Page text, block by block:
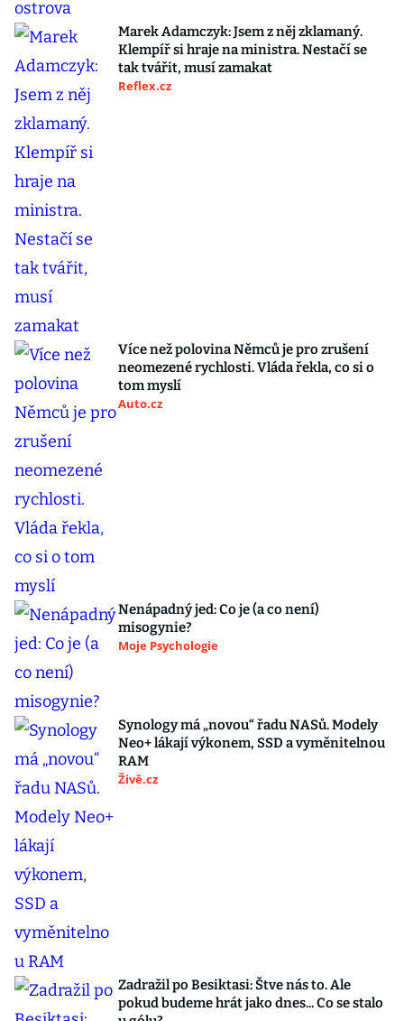
Marek Adamczyk: Jsem z něj zklamaný.
Klempíř si hraje na ministra. Nestačí se
tak tvářit, musí zamakat
Reflex.cz
Více než polovina Němců je pro zrušení
neomezené rychlosti. Vláda řekla, co si o
tom myslí
Auto.cz
Nenápadný jed: Co je (a co není)
misogynie?
Moje Psychologie
Synology má „novou“ řadu NASů. Modely
Neo+ lákají výkonem, SSD a vyměnitelnou
RAM
Živě.cz
Zadražil po Besiktasi: Štve nás to. Ale
pokud budeme hrát jako dnes... Co se stalo